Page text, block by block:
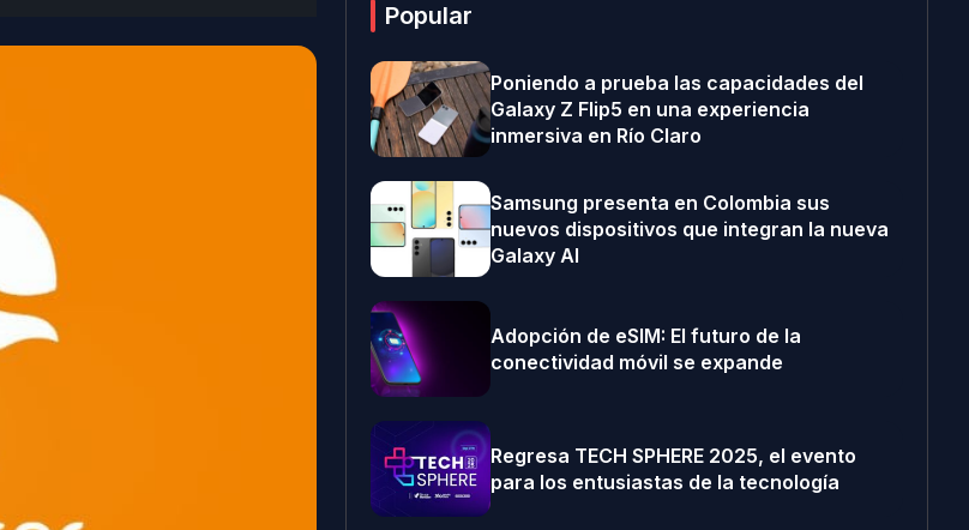
Popular
Poniendo a prueba las capacidades del
Galaxy Z Flip5 en una experiencia
inmersiva en Río Claro
Samsung presenta en Colombia sus
nuevos dispositivos que integran la nueva
Galaxy AI
Adopción de eSIM: El futuro de la
conectividad móvil se expande
Regresa TECH SPHERE 2025, el evento
para los entusiastas de la tecnología